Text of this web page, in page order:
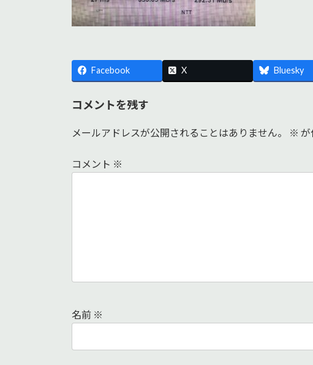
Facebook X Bluesky
コメントを残す
メールアドレスが公開されることはありません。 ※ が
コメント ※
名前 ※